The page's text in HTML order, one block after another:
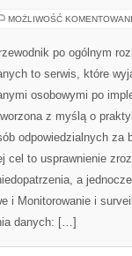
MOŻLIWOŚĆ
po ogólnym
to serwis, które
osobowymi po
z myślą o
odpowiedzialnych za
cel to usprawnienie
a
i Monitorowanie i
danych: […]